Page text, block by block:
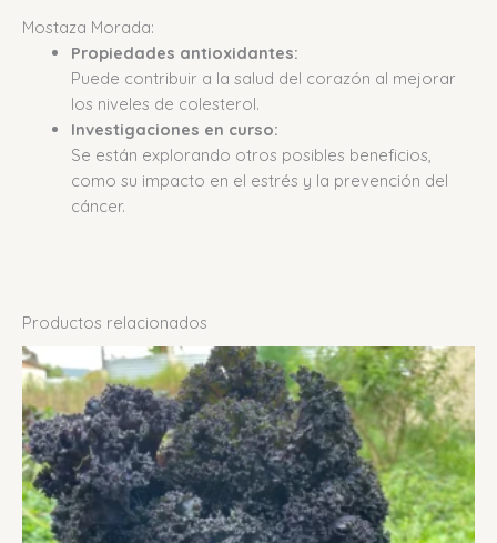
Mostaza Morada:
Propiedades antioxidantes:
Puede contribuir a la salud del corazón al mejorar
los niveles de colesterol.
Investigaciones en curso:
Se están explorando otros posibles beneficios,
como su impacto en el estrés y la prevención del
cáncer.
Productos relacionados